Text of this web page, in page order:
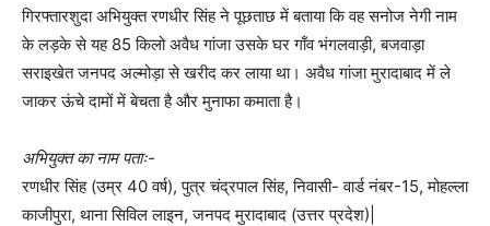
गिरफ्तारशुदा अभियुक्त रणधीर सिंह ने पूछताछ में बताया कि वह सनोज नेगी नाम
के लड़के से यह 85 किलो अवैध गांजा उसके घर गाँव भंगलवाड़ी, बजवाड़ा
सराइखेत जनपद अल्मोड़ा से खरीद कर लाया था। अवैध गांजा मुरादाबाद में ले
जाकर ऊंचे दामों में बेचता है और मुनाफा कमाता है।
अभियुक्त का नाम पताः-
रणधीर सिंह (उम्र 40 वर्ष), पुत्र चंद्रपाल सिंह, निवासी- वार्ड नंबर-15, मोहल्ला
काजीपुरा, थाना सिविल लाइन, जनपद मुरादाबाद (उत्तर प्रदेश)|